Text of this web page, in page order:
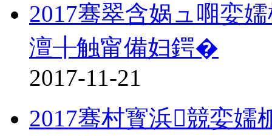
2017骞翠含娲ュ唨娈
澶╂触甯備妇鍔�
2017-11-21
2017骞村寳浜競娈嬬